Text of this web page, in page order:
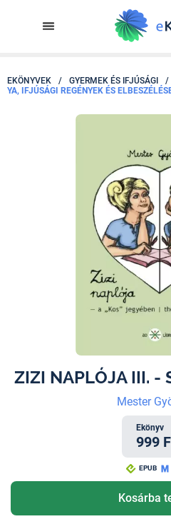
EKÖNYVEK / GYERMEK ÉS IFJÚSÁGI
/
YA, IFJÚSÁGI REGÉNYEK ÉS
ZIZI NAPLÓJA III. -
Mester
Ekönyv
999
EPUB
Kosárba